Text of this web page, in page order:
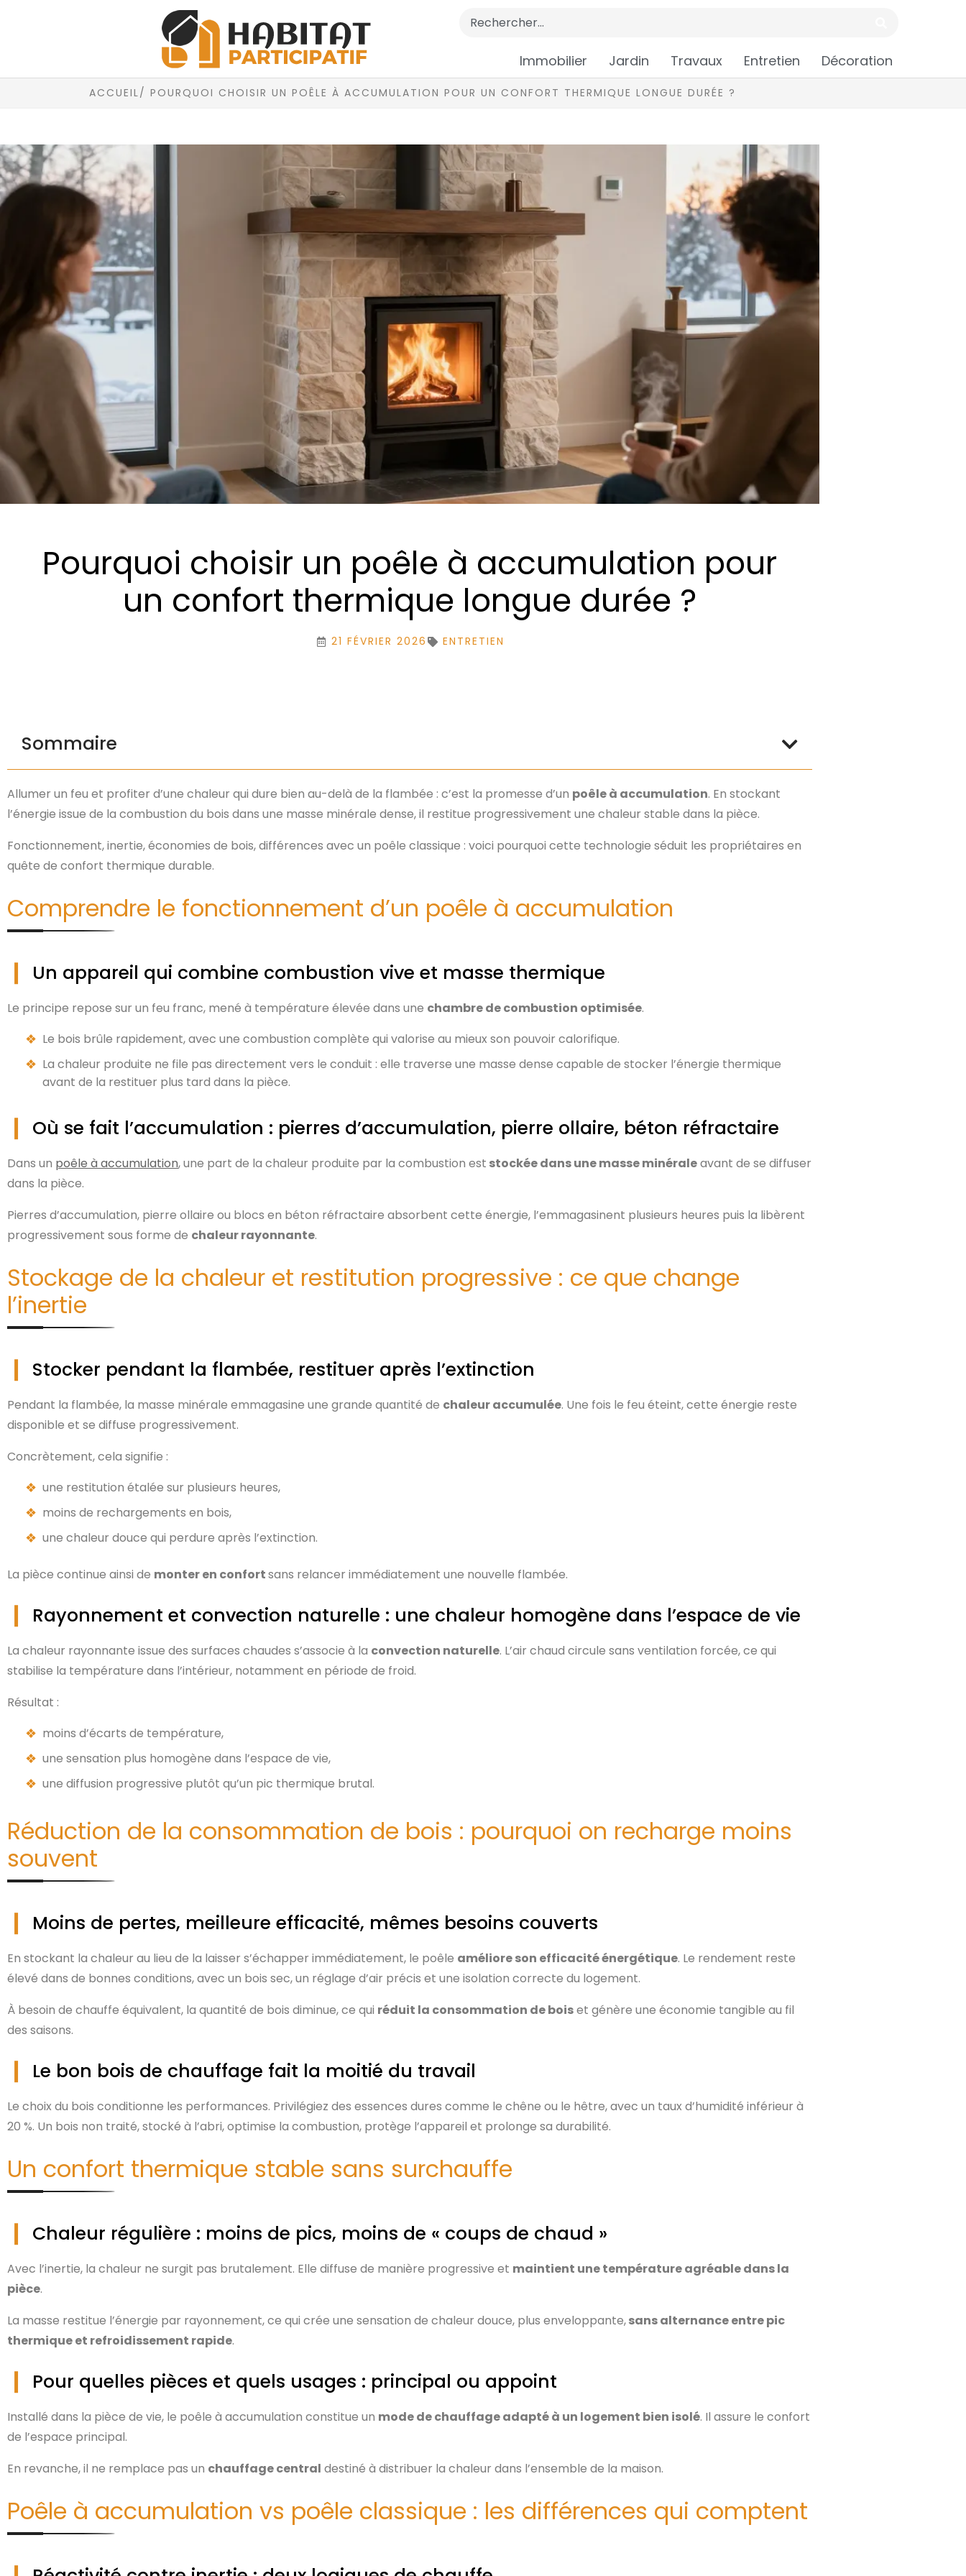
Immobilier Jardin Travaux Entretien Décoration
ACCUEIL/ POURQUOI CHOISIR UN POÊLE À ACCUMULATION POUR UN CONFORT THERMIQUE LONGUE DURÉE ?
Pourquoi choisir un poêle à accumulation pour
un confort thermique longue durée ?
21 FÉVRIER 2026 ENTRETIEN
Sommaire
Allumer un feu et profiter d’une chaleur qui dure bien au-delà de la flambée : c’est la promesse d’un poêle à accumulation. En stockant
l’énergie issue de la combustion du bois dans une masse minérale dense, il restitue progressivement une chaleur stable dans la pièce.
Fonctionnement, inertie, économies de bois, différences avec un poêle classique : voici pourquoi cette technologie séduit les propriétaires en
quête de confort thermique durable.
Comprendre le fonctionnement d’un poêle à accumulation
Un appareil qui combine combustion vive et masse thermique
Le principe repose sur un feu franc, mené à température élevée dans une chambre de combustion optimisée.
Le bois brûle rapidement, avec une combustion complète qui valorise au mieux son pouvoir calorifique.
La chaleur produite ne file pas directement vers le conduit : elle traverse une masse dense capable de stocker l’énergie thermique
avant de la restituer plus tard dans la pièce.
Où se fait l’accumulation : pierres d’accumulation, pierre ollaire, béton réfractaire
Dans un poêle à accumulation, une part de la chaleur produite par la combustion est stockée dans une masse minéraleavant de se diffuser
dans la pièce.
Pierres d’accumulation, pierre ollaire ou blocs en béton réfractaire absorbent cette énergie, l’emmagasinent plusieurs heures puis la libèrent
progressivement sous forme de chaleur rayonnante.
Stockage de la chaleur et restitution progressive : ce que change
l’inertie
Stocker pendant la flambée, restituer après l’extinction
Pendant la flambée, la masse minérale emmagasine une grande quantité de chaleur accumulée. Une fois le feu éteint, cette énergie reste
disponible et se diffuse progressivement.
Concrètement, cela signifie :
une restitution étalée sur plusieurs heures,
moins de rechargements en bois,
une chaleur douce qui perdure après l’extinction.
La pièce continue ainsi de monter en confortsans relancer immédiatement une nouvelle flambée.
Rayonnement et convection naturelle : une chaleur homogène dans l’espace de vie
La chaleur rayonnante issue des surfaces chaudes s’associe à la convection naturelle. L’air chaud circule sans ventilation forcée, ce qui
stabilise la température dans l’intérieur, notamment en période de froid.
Résultat :
moins d’écarts de température,
une sensation plus homogène dans l’espace de vie,
une diffusion progressive plutôt qu’un pic thermique brutal.
Réduction de la consommation de bois : pourquoi on recharge moins
souvent
Moins de pertes, meilleure efficacité, mêmes besoins couverts
En stockant la chaleur au lieu de la laisser s’échapper immédiatement, le poêle améliore son efficacité énergétique. Le rendement reste
élevé dans de bonnes conditions, avec un bois sec, un réglage d’air précis et une isolation correcte du logement.
À besoin de chauffe équivalent, la quantité de bois diminue, ce qui réduit la consommation de boiset génère une économie tangible au fil
des saisons.
Le bon bois de chauffage fait la moitié du travail
Le choix du bois conditionne les performances. Privilégiez des essences dures comme le chêne ou le hêtre, avec un taux d’humidité inférieur à
20 %. Un bois non traité, stocké à l’abri, optimise la combustion, protège l’appareil et prolonge sa durabilité.
Un confort thermique stable sans surchauffe
Chaleur régulière : moins de pics, moins de « coups de chaud »
Avec l’inertie, la chaleur ne surgit pas brutalement. Elle diffuse de manière progressive et maintient une température agréable dans la
pièce.
La masse restitue l’énergie par rayonnement, ce qui crée une sensation de chaleur douce, plus enveloppante,sans alternance entre pic
thermique et refroidissement rapide.
Pour quelles pièces et quels usages : principal ou appoint
Installé dans la pièce de vie, le poêle à accumulation constitue un mode de chauffage adapté à un logement bien isolé. Il assure le confort
de l’espace principal.
En revanche, il ne remplace pas un chauffage central destiné à distribuer la chaleur dans l’ensemble de la maison.
Poêle à accumulation vs poêle classique : les différences qui comptent